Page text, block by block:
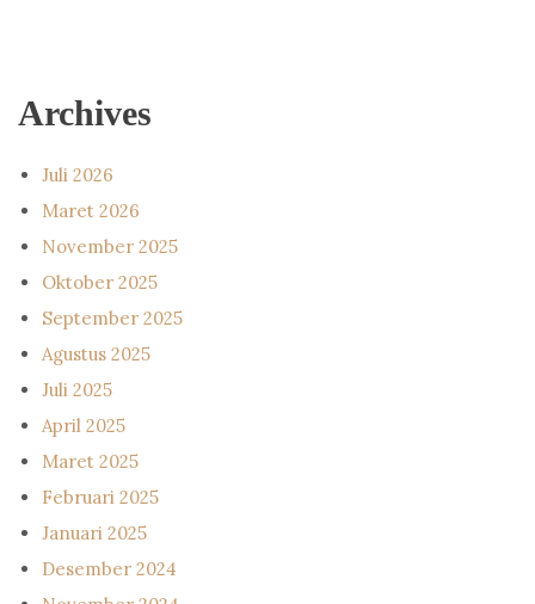
Archives
Juli 2026
Maret 2026
November 2025
Oktober 2025
September 2025
Agustus 2025
Juli 2025
April 2025
Maret 2025
Februari 2025
Januari 2025
Desember 2024